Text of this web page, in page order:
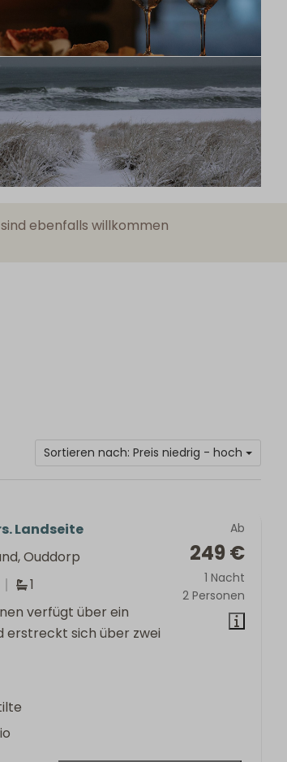
ebenfalls willkommen
Sortieren nach: Preis niedrig - hoch
Ab
249 €
1 Nacht
2 Personen
Landseite
Ouddorp
1
verfügt über ein
erstreckt sich über zwei